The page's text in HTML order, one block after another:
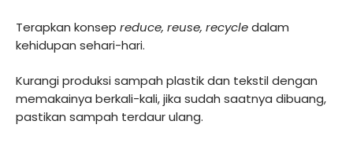
Terapkan konsep reduce, reuse, recycledalam
kehidupan sehari-hari.
Kurangi produksi sampah plastik dan tekstil dengan
memakainya berkali-kali, jika sudah saatnya dibuang,
pastikan sampah terdaur ulang.